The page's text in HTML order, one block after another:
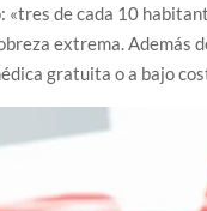
«tres de cada 10
extrema. Además
gratuita o a bajo